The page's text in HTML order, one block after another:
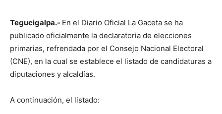
Tegucigalpa.- En el Diario Oficial La Gaceta se ha
publicado oficialmente la declaratoria de elecciones
primarias, refrendada por el Consejo Nacional Electoral
(CNE), en la cual se establece el listado de candidaturas a
diputaciones y alcaldías.
A continuación, el listado: